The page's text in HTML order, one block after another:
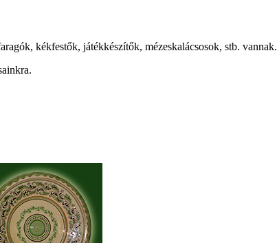
kékfestők, játékkészítők, mézeskalácsosok, stb. vannak.